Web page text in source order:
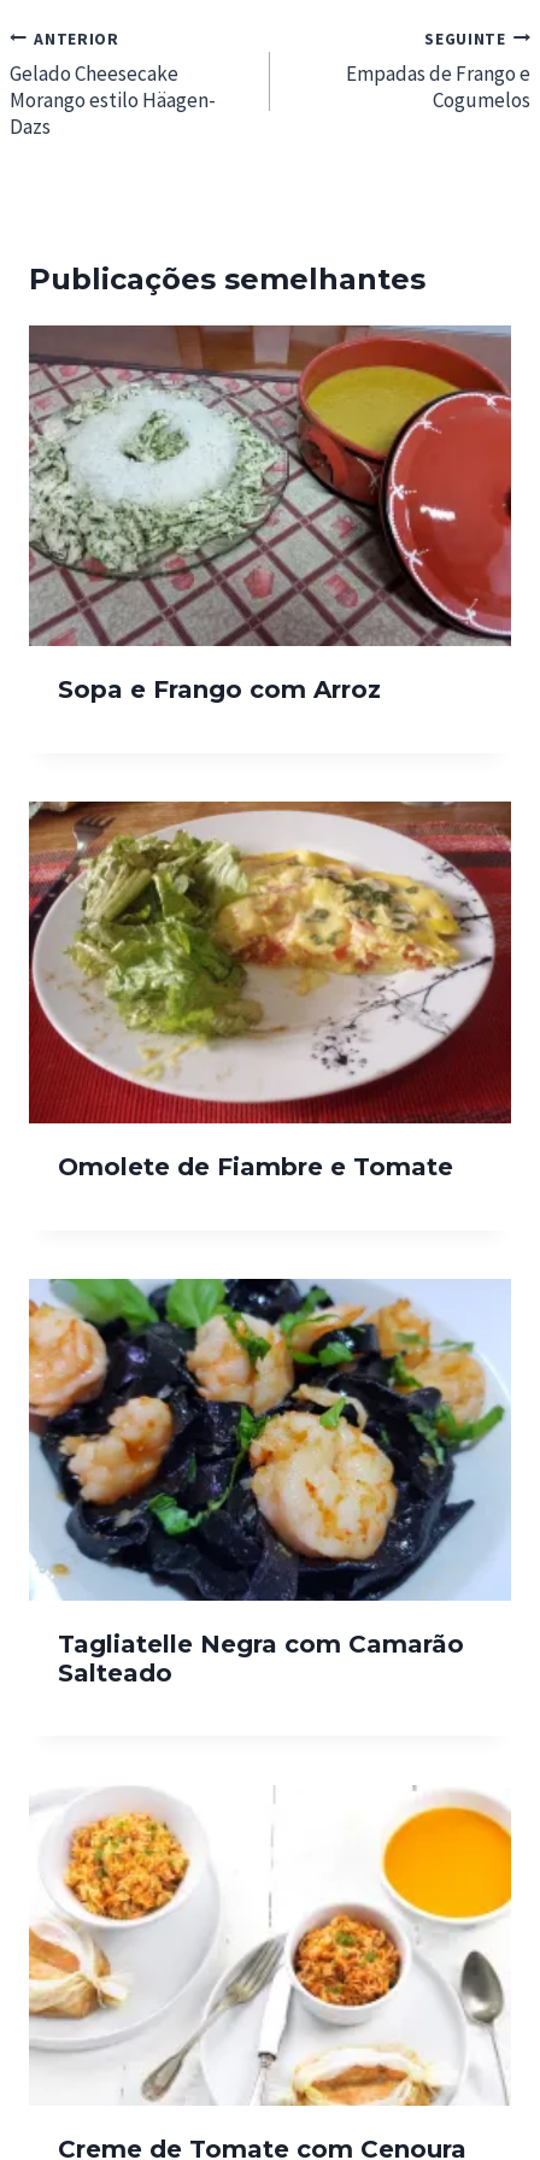
Navegação
de
artigos
ANTERIOR
Gelado Cheesecake
Morango estilo Häagen-
Dazs
SEGUINTE
Empadas de Frango e
Cogumelos
Publicações semelhantes
Sopa e Frango com Arroz
Omolete de Fiambre e Tomate
Tagliatelle Negra com Camarão
Salteado
Creme de Tomate com Cenoura